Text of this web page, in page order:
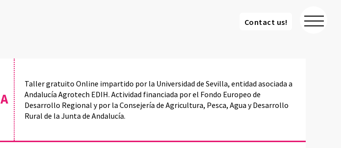
Contact us!
Taller gratuito Online impartido por la Universidad de Sevilla, entidad asociada a
Andalucía Agrotech EDIH. Actividad financiada por el Fondo Europeo de
Desarrollo Regional y por la Consejería de Agricultura, Pesca, Agua y Desarrollo
Rural de la Junta de Andalucía.